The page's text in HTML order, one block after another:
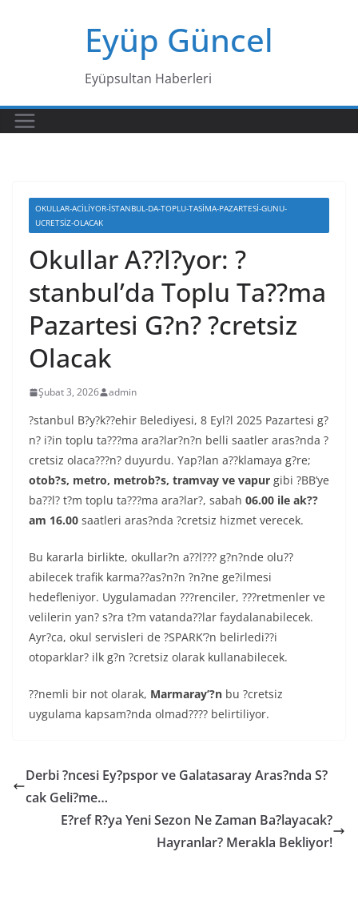
Eyüp Güncel
Eyüpsultan Haberleri
OKULLAR-ACILIYOR-ISTANBUL-DA-TOPLU-TASIMA-PAZARTESI-GUNU-
UCRETSIZ-OLACAK
Okullar A??l?yor: ?
stanbul’da Toplu Ta??ma
Pazartesi G?n? ?cretsiz
Olacak
Şubat 3, 2026 admin
?stanbul B?y?k??ehir Belediyesi, 8 Eyl?l 2025 Pazartesi g?
n? i?in toplu ta???ma ara?lar?n?n belli saatler aras?nda ?
cretsiz olaca???n? duyurdu. Yap?lan a??klamaya g?re;
otob?s, metro, metrob?s, tramvay ve vapur gibi ?BB’ye
ba??l? t?m toplu ta???ma ara?lar?, sabah 06.00 ile ak??
am 16.00 saatleri aras?nda ?cretsiz hizmet verecek.
Bu kararla birlikte, okullar?n a??l??? g?n?nde olu??
abilecek trafik karma??as?n?n ?n?ne ge?ilmesi
hedefleniyor. Uygulamadan ???renciler, ???retmenler ve
velilerin yan? s?ra t?m vatanda??lar faydalanabilecek.
Ayr?ca, okul servisleri de ?SPARK’?n belirledi??i
otoparklar? ilk g?n ?cretsiz olarak kullanabilecek.
??nemli bir not olarak, Marmaray’?n bu ?cretsiz
uygulama kapsam?nda olmad???? belirtiliyor.
Derbi ?ncesi Ey?pspor ve Galatasaray Aras?nda S?
cak Geli?me…
E?ref R?ya Yeni Sezon Ne Zaman Ba?layacak?
Hayranlar? Merakla Bekliyor!